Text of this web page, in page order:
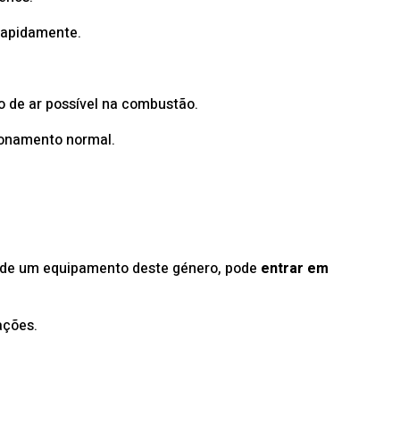
ar possível na combustão.
normal.
um equipamento deste género, pode entrar em